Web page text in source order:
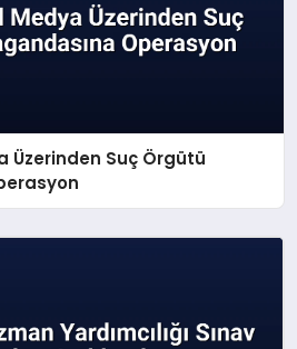
Üzerinden Suç Örgütü